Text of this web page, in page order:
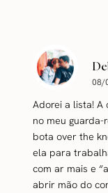
08/
Adorei a lista! A
no meu guarda-
bota over the
ela para
com ar mais e
abrir mão do